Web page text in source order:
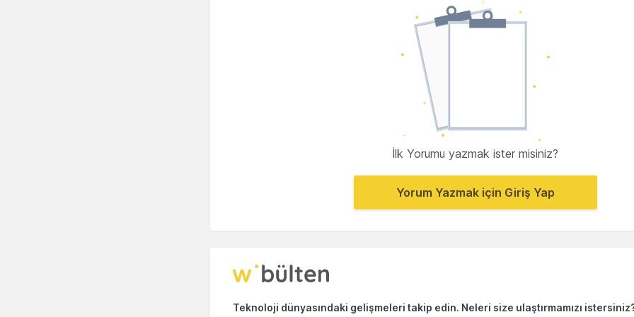
İlk Yorumu yazmak ister misiniz?
Yorum Yazmak için Giriş Yap
Teknoloji dünyasındaki gelişmeleri takip edin. Neleri size ulaştırmamızı